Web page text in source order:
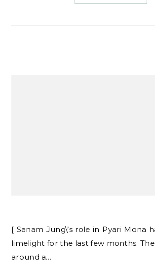
[ Sanam Jung\’s role in Pyari Mona
limelight for the last few months.
around a…